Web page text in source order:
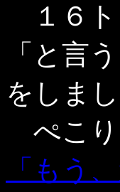
１６ト
「と言
をしま
ぺこり
「もう